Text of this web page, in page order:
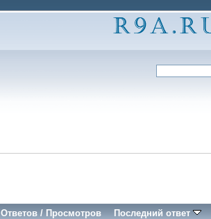
Ответов /Просмотров Последний ответ